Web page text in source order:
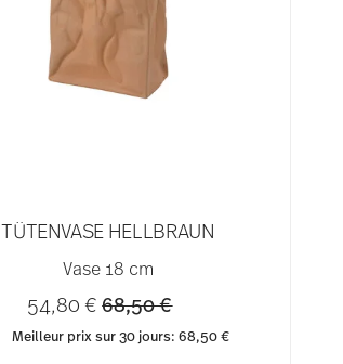
TÜTENVASE HELLBRAUN
Vase 18 cm
54,80 €Price reduced from
68,50 €to
Meilleur prix sur 30 jours: 68,50 €